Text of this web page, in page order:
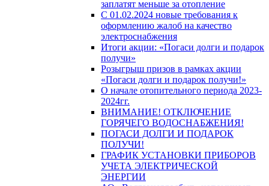
заплатят меньше за отопление
С 01.02.2024 новые требования к
оформлению жалоб на качество
электроснабжения
Итоги акции: «Погаси долги и подарок
получи»
Розыгрыш призов в рамках акции
«Погаси долги и подарок получи!»
О начале отопительного периода 2023-
2024гг.
ВНИМАНИЕ! ОТКЛЮЧЕНИЕ
ГОРЯЧЕГО ВОДОСНАБЖЕНИЯ!
ПОГАСИ ДОЛГИ И ПОДАРОК
ПОЛУЧИ!
ГРАФИК УСТАНОВКИ ПРИБОРОВ
УЧЕТА ЭЛЕКТРИЧЕСКОЙ
ЭНЕРГИИ